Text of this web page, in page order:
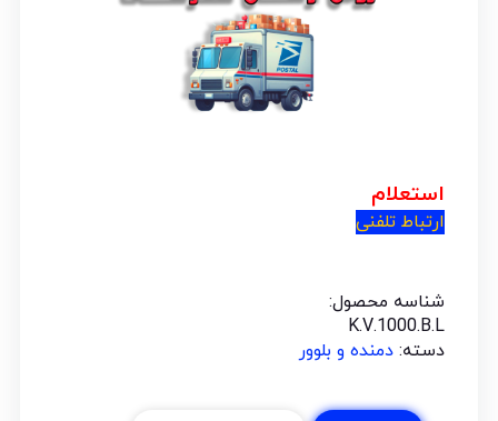
استعلام
ارتباط تلفنی
شناسه محصول:
K.V.1000.B.L
دسته: دمنده و بلوور